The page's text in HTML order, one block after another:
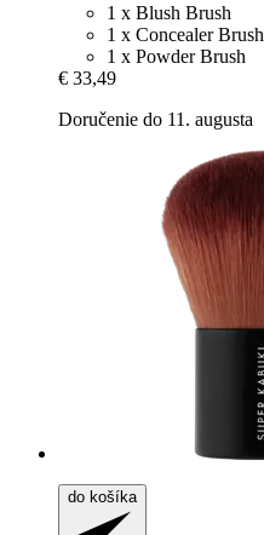
1 x Blush Brush
1 x Concealer Brush
1 x Powder Brush
€ 33,49
Doručenie do 11. augusta
do košíka